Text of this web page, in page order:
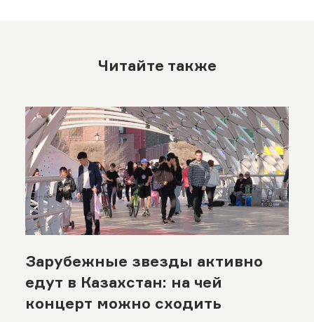
Читайте также
Зарубежные звезды активно
едут в Казахстан: на чей
концерт можно сходить